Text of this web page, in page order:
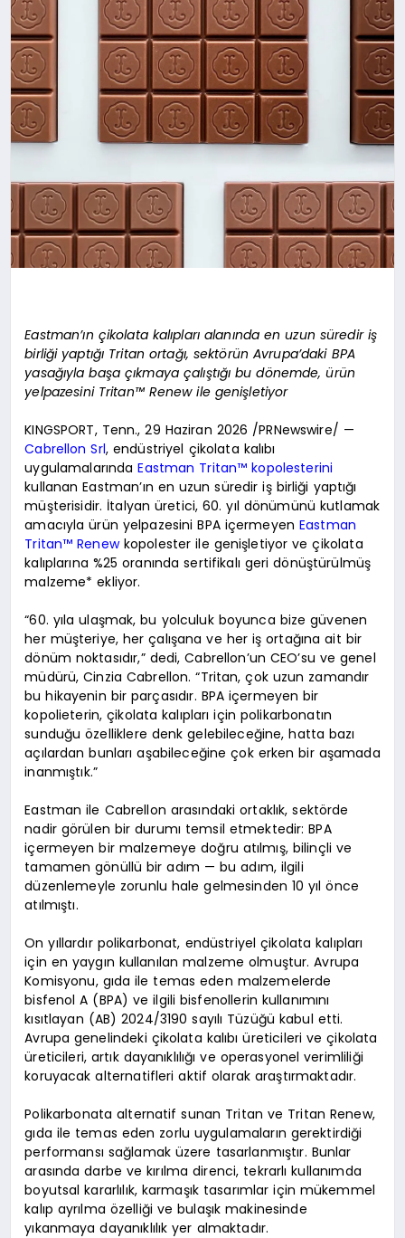
Eastman’ın çikolata kalıpları alanında en uzun süredir iş
birliği yaptığı Tritan ortağı, sektörün Avrupa’daki BPA
yasağıyla başa çıkmaya çalıştığı bu dönemde, ürün
yelpazesini Tritan™ Renew ile genişletiyor
KINGSPORT, Tenn., 29 Haziran 2026 /PRNewswire/ —
Cabrellon Srl, endüstriyel çikolata kalıbı
uygulamalarındaEastman Tritan™ kopolesterini
kullanan Eastman’ın en uzun süredir iş birliği yaptığı
müşterisidir. İtalyan üretici, 60. yıl dönümünü kutlamak
amacıyla ürün yelpazesini BPA içermeyen Eastman
Tritan™ Renewkopolester ile genişletiyor ve çikolata
kalıplarına %25 oranında sertifikalı geri dönüştürülmüş
malzeme* ekliyor.
“60. yıla ulaşmak, bu yolculuk boyunca bize güvenen
her müşteriye, her çalışana ve her iş ortağına ait bir
dönüm noktasıdır,” dedi, Cabrellon’un CEO’su ve genel
müdürü, Cinzia Cabrellon. “Tritan, çok uzun zamandır
bu hikayenin bir parçasıdır. BPA içermeyen bir
kopolieterin, çikolata kalıpları için polikarbonatın
sunduğu özelliklere denk gelebileceğine, hatta bazı
açılardan bunları aşabileceğine çok erken bir aşamada
inanmıştık.”
Eastman ile Cabrellon arasındaki ortaklık, sektörde
nadir görülen bir durumı temsil etmektedir: BPA
içermeyen bir malzemeye doğru atılmış, bilinçli ve
tamamen gönüllü bir adım — bu adım, ilgili
düzenlemeyle zorunlu hale gelmesinden 10 yıl önce
atılmıştı.
On yıllardır polikarbonat, endüstriyel çikolata kalıpları
için en yaygın kullanılan malzeme olmuştur. Avrupa
Komisyonu, gıda ile temas eden malzemelerde
bisfenol A (BPA) ve ilgili bisfenollerin kullanımını
kısıtlayan (AB) 2024/3190 sayılı Tüzüğü kabul etti.
Avrupa genelindeki çikolata kalıbı üreticileri ve çikolata
üreticileri, artık dayanıklılığı ve operasyonel verimliliği
koruyacak alternatifleri aktif olarak araştırmaktadır.
Polikarbonata alternatif sunan Tritan ve Tritan Renew,
gıda ile temas eden zorlu uygulamaların gerektirdiği
performansı sağlamak üzere tasarlanmıştır. Bunlar
arasında darbe ve kırılma direnci, tekrarlı kullanımda
boyutsal kararlılık, karmaşık tasarımlar için mükemmel
kalıp ayrılma özelliği ve bulaşık makinesinde
yıkanmaya dayanıklılık yer almaktadır.